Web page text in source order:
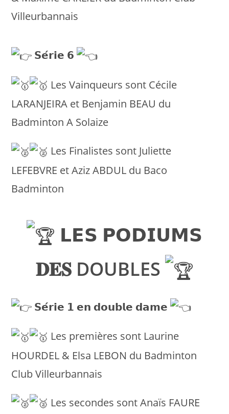
Villeurbannais
𝗦𝗲́𝗿𝗶𝗲 𝟲
Les Vainqueurs sont Cécile
LARANJEIRA et Benjamin BEAU du
Badminton A Solaize
Les Finalistes sont Juliette
LEFEBVRE et Aziz ABDUL du Baco
Badminton
𝗟𝗘𝗦 𝗣𝗢𝗗𝗜𝗨𝗠𝗦
𝐃𝐄𝐒 DOUBLES
𝗦𝗲́𝗿𝗶𝗲 𝟭 𝗲𝗻 𝗱𝗼𝘂𝗯𝗹𝗲 𝗱𝗮𝗺𝗲
Les premières sont Laurine
HOURDEL & Elsa LEBON du Badminton
Club Villeurbannais
Les secondes sont Anaïs FAURE